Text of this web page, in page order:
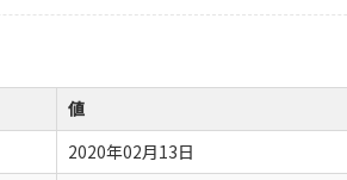
値
2020年02月13日